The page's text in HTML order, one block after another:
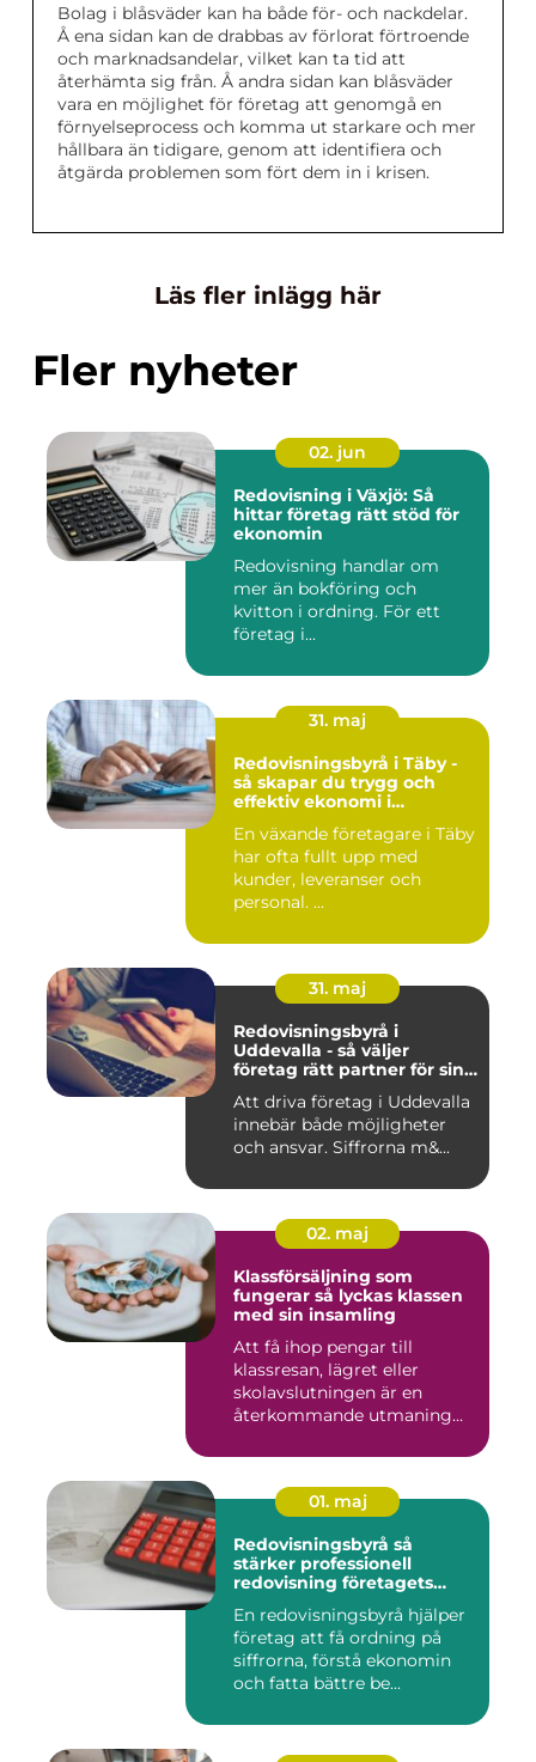
Bolag i blåsväder kan ha både för- och nackdelar.
Å ena sidan kan de drabbas av förlorat förtroende
och marknadsandelar, vilket kan ta tid att
återhämta sig från. Å andra sidan kan blåsväder
vara en möjlighet för företag att genomgå en
förnyelseprocess och komma ut starkare och mer
hållbara än tidigare, genom att identifiera och
åtgärda problemen som fört dem in i krisen.
Läs fler inlägg här
Fler nyheter
02. jun
Redovisning i Växjö: Så
hittar företag rätt stöd för
ekonomin
Redovisning handlar om
mer än bokföring och
kvitton i ordning. För ett
företag i...
31. maj
Redovisningsbyrå i Täby -
så skapar du trygg och
effektiv ekonomi i
En växande företagare i Täby
har ofta fullt upp med
kunder, leveranser och
personal. ...
31. maj
Redovisningsbyrå i
Uddevalla - så väljer
företag rätt partner för sin
Att driva företag i Uddevalla
innebär både möjligheter
och ansvar. Siffrorna m&...
02. maj
Klassförsäljning som
fungerar så lyckas klassen
med sin insamling
Att få ihop pengar till
klassresan, lägret eller
skolavslutningen är en
återkommande utmaning
01. maj
Redovisningsbyrå så
stärker professionell
redovisning företagets
En redovisningsbyrå hjälper
företag att få ordning på
siffrorna, förstå ekonomin
och fatta bättre be...